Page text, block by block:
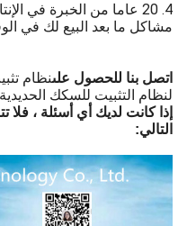
4. 20 عاما من الخبرة في
مشاكل ما بعد البيع لك في
اتصل بنا للحصول على
لنظام التثبيت للسكك
إذا كانت لديك أي أسئلة ، فلا
التالي: